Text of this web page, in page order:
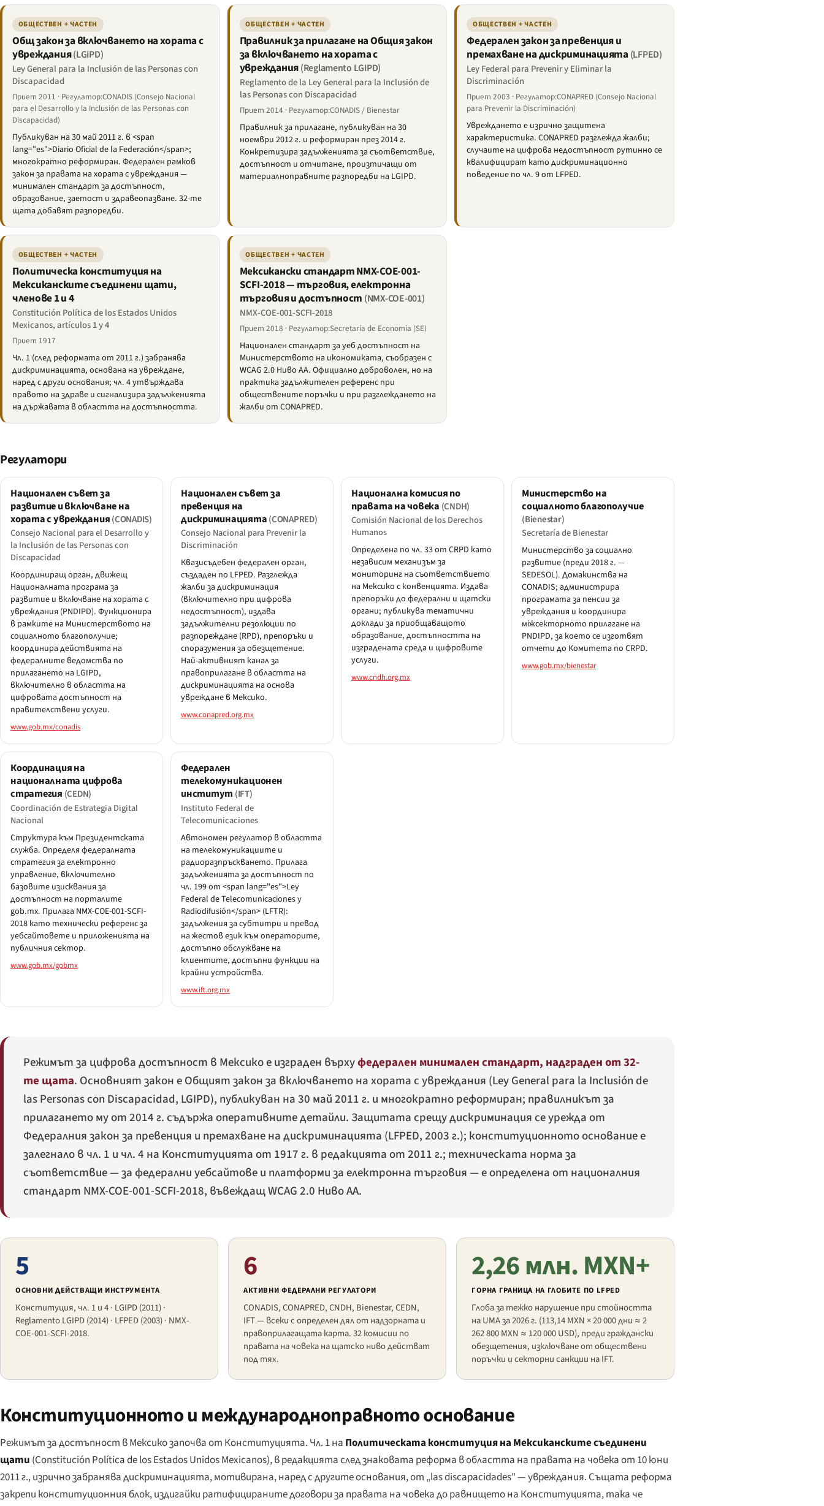
ОБЩЕСТВЕН + ЧАСТЕН
Общ закон за включването на хората с
увреждания(LGIPD)
Ley General para la Inclusión de las Personas con
Discapacidad
Приет 2011 · Регулатор:CONADIS (Consejo Nacional
para el Desarrollo y la Inclusión de las Personas con
Discapacidad)
Публикуван на 30 май 2011 г. в <span
lang="es">Diario Oficial de la Federación</span>;
многократно реформиран. Федерален рамков
закон за правата на хората с увреждания —
минимален стандарт за достъпност,
образование, заетост и здравеопазване. 32-те
щата добавят разпоредби.
ОБЩЕСТВЕН + ЧАСТЕН
Правилник за прилагане на Общия закон
за включването на хората с
увреждания(Reglamento LGIPD)
Reglamento de la Ley General para la Inclusión de
las Personas con Discapacidad
Приет 2014 · Регулатор:CONADIS / Bienestar
Правилник за прилагане, публикуван на 30
ноември 2012 г. и реформиран през 2014 г.
Конкретизира задълженията за съответствие,
достъпност и отчитане, произтичащи от
материалноправните разпоредби на LGIPD.
ОБЩЕСТВЕН + ЧАСТЕН
Федерален закон за превенция и
премахване на дискриминацията (LFPED)
Ley Federal para Prevenir y Eliminar la
Discriminación
Приет 2003 · Регулатор:CONAPRED (Consejo Nacional
para Prevenir la Discriminación)
Увреждането е изрично защитена
характеристика. CONAPRED разглежда жалби;
случаите на цифрова недостъпност рутинно се
квалифицират като дискриминационно
поведение по чл. 9 от LFPED.
ОБЩЕСТВЕН + ЧАСТЕН
Политическа конституция на
Мексиканските съединени щати,
членове 1 и 4
Constitución Política de los Estados Unidos
Mexicanos, artículos 1 y 4
Приет 1917
Чл. 1 (след реформата от 2011 г.) забранява
дискриминацията, основана на увреждане,
наред с други основания; чл. 4 утвърждава
правото на здраве и сигнализира задълженията
на държавата в областта на достъпността.
ОБЩЕСТВЕН + ЧАСТЕН
Мексикански стандарт NMX-COE-001-
SCFI-2018 — търговия, електронна
търговия и достъпност (NMX-COE-001)
NMX-COE-001-SCFI-2018
Приет 2018 · Регулатор:Secretaría de Economía (SE)
Национален стандарт за уеб достъпност на
Министерството на икономиката, съобразен с
WCAG 2.0 Ниво AA. Официално доброволен, но на
практика задължителен референс при
обществените поръчки и при разглеждането на
жалби от CONAPRED.
Регулатори
Национален съвет за
развитие и включване на
хората с увреждания(CONADIS)
Consejo Nacional para el Desarrollo y
la Inclusión de las Personas con
Discapacidad
Координиращ орган, движещ
Националната програма за
развитие и включване на хората с
увреждания (PNDIPD). Функционира
в рамките на Министерството на
социалното благополучие;
координира действията на
федералните ведомства по
прилагането на LGIPD,
включително в областта на
цифровата достъпност на
правителствени услуги.
www.gob.mx/conadis
Национален съвет за
превенция на
дискриминацията(CONAPRED)
Consejo Nacional para Prevenir la
Discriminación
Квазисъдебен федерален орган,
създаден по LFPED. Разглежда
жалби за дискриминация
(включително при цифрова
недостъпност), издава
задължителни резолюции по
разпореждане (RPD), препоръки и
споразумения за обезщетение.
Най-активният канал за
правоприлагане в областта на
дискриминацията на основа
увреждане в Мексико.
www.conapred.org.mx
Национална комисия по
правата на човека (CNDH)
Comisión Nacional de los Derechos
Humanos
Определена по чл. 33 от CRPD като
независим механизъм за
мониторинг на съответствието
на Мексико с конвенцията. Издава
препоръки до федерални и щатски
органи; публикува тематични
доклади за приобщаващото
образование, достъпността на
изградената среда и цифровите
услуги.
www.cndh.org.mx
Министерство на
социалното благополучие
(Bienestar)
Secretaría de Bienestar
Министерство за социално
развитие (преди 2018 г. —
SEDESOL). Домакинства на
CONADIS; администрира
програмата за пенсии за
увреждания и координира
міжсекторното прилагане на
PNDIPD, за което се изготвят
отчети до Комитета по CRPD.
www.gob.mx/bienestar
Координация на
националната цифрова
стратегия (CEDN)
Coordinación de Estrategia Digital
Nacional
Структура към Президентската
служба. Определя федералната
стратегия за електронно
управление, включително
базовите изисквания за
достъпност на порталите
gob.mx. Прилага NMX-COE-001-SCFI-
2018 като технически референс за
уебсайтовете и приложенията на
публичния сектор.
www.gob.mx/gobmx
Федерален
телекомуникационен
институт (IFT)
Instituto Federal de
Telecomunicaciones
Автономен регулатор в областта
на телекомуникациите и
радиоразпръскването. Прилага
задълженията за достъпност по
чл. 199 от <span lang="es">Ley
Federal de Telecomunicaciones y
Radiodifusión</span> (LFTR):
задължения за субтитри и превод
на жестов език към операторите,
достъпно обслужване на
клиентите, достъпни функции на
крайни устройства.
www.ift.org.mx
Режимът за цифрова достъпност в Мексико е изграден върхуфедерален минимален стандарт, надграден от 32-
те щата. Основният закон е Общият закон за включването на хората с увреждания (Ley General para la Inclusión de
las Personas con Discapacidad, LGIPD), публикуван на 30 май 2011 г. и многократно реформиран; правилникът за
прилагането му от 2014 г. съдържа оперативните детайли. Защитата срещу дискриминация се урежда от
Федералния закон за превенция и премахване на дискриминацията (LFPED, 2003 г.); конституционното основание е
залегнало в чл. 1 и чл. 4 на Конституцията от 1917 г. в редакцията от 2011 г.; техническата норма за
съответствие — за федерални уебсайтове и платформи за електронна търговия — е определена от националния
стандарт NMX-COE-001-SCFI-2018, въвеждащ WCAG 2.0 Ниво AA.
5
ОСНОВНИ ДЕЙСТВАЩИ ИНСТРУМЕНТА
Конституция, чл. 1 и 4 · LGIPD (2011) ·
Reglamento LGIPD (2014) · LFPED (2003) · NMX-
COE-001-SCFI-2018.
6
АКТИВНИ ФЕДЕРАЛНИ РЕГУЛАТОРИ
CONADIS, CONAPRED, CNDH, Bienestar, CEDN,
IFT — всеки с определен дял от надзорната и
правоприлагащата карта. 32 комисии по
правата на човека на щатско ниво действат
под тях.
2,26 млн. MXN+
ГОРНА ГРАНИЦА НА ГЛОБИТЕ ПО LFPED
Глоба за тежко нарушение при стойността
на UMA за 2026 г. (113,14 MXN × 20 000 дни ≈ 2
262 800 MXN ≈ 120 000 USD), преди граждански
обезщетения, изключване от обществени
поръчки и секторни санкции на IFT.
Конституционното и международноправното основание
Режимът за достъпност в Мексико започва от Конституцията. Чл. 1 на Политическата конституция на Мексиканските съединени
щати (Constitución Política de los Estados Unidos Mexicanos), в редакцията след знаковата реформа в областта на правата на човека от 10 юни
2011 г., изрично забранява дискриминацията, мотивирана, наред с другите основания, от „las discapacidades"— увреждания. Същата реформа
закрепи конституционния блок, издигайки ратифицираните договори за правата на човека до равнището на Конституцията, така че